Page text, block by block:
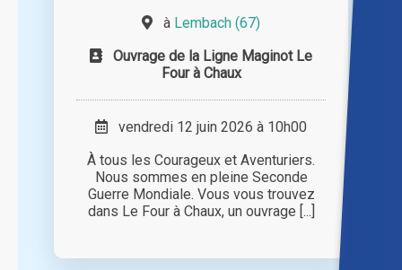
à Lembach (67)
Ouvrage de la Ligne Maginot Le
Four à Chaux
vendredi 12 juin 2026 à 10h00
À tous les Courageux et Aventuriers.
Nous sommes en pleine Seconde
Guerre Mondiale. Vous vous trouvez
dans Le Four à Chaux, un ouvrage [...]